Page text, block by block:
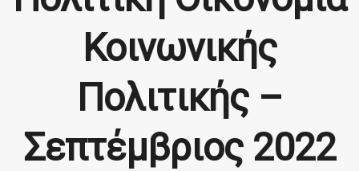
Κοινωνικής
Πολιτικής –
Σεπτέμβριος 2022